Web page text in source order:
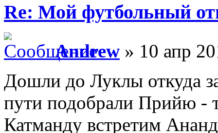
Re: Мой футбольный
Andrew » 10 апр
Дошли до Луклы откуда
пути подобрали Прийю -
Катманду встретим